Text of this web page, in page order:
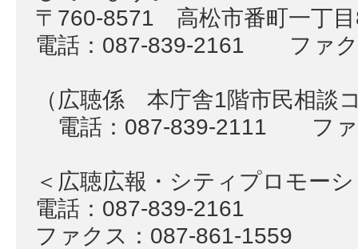
〒760-8571 高松市番町一丁
電話：087-839-2161 ファク
（広聴係 本庁舎1階市民相談
電話：087-839-2111 ファ
＜広聴広報・シティプロモー
電話：087-839-2161
ファクス：087-861-1559